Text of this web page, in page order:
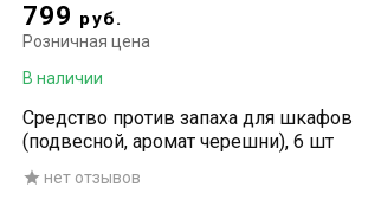
799 руб.
Розничная цена
В наличии
Средство против запаха для шкафов
(подвесной, аромат черешни), 6 шт
нет отзывов